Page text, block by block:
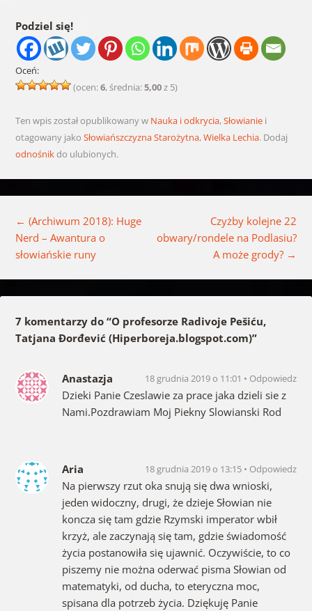
Podziel się!
Oceń:
(ocen:6, średnia:5,00z 5)
Ten wpis został opublikowany w Nauka i odkrycia,Słowianiei
otagowany jako Słowiańszczyzna Starożytna,Wielka Lechia. Dodaj
odnośnikdo ulubionych.
← (Archiwum 2018): Huge
Nerd – Awantura o
słowiańskie runy
Czyżby kolejne 22
obwary/rondele na Podlasiu?
A może grody? →
7 komentarzy do “O profesorze Radivoje Pešiću,
Tatjana Đorđević (Hiperboreja.blogspot.com)”
Anastazja 18 grudnia 2019 o 11:01 Odpowiedz
Dzieki Panie Czeslawie za prace jaka dzieli sie z
Nami.Pozdrawiam Moj Piekny Slowianski Rod
Aria 18 grudnia 2019 o 13:15 Odpowiedz
Na pierwszy rzut oka snują się dwa wnioski,
jeden widoczny, drugi, że dzieje Słowian nie
koncza się tam gdzie Rzymski imperator wbił
krzyż, ale zaczynają się tam, gdzie świadomość
życia postanowiła się ujawnić. Oczywiście, to co
piszemy nie można oderwać pisma Słowian od
matematyki, od ducha, to eteryczna moc,
spisana dla potrzeb życia. Dziękuję Panie